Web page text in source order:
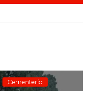
Cementerio